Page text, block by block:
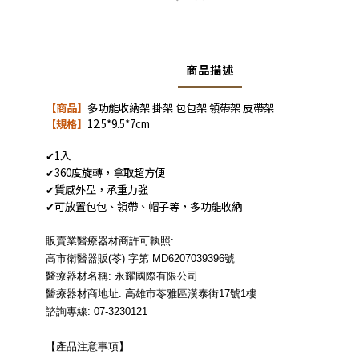
商品描述
【商品】 多功能收納架掛架包包架領帶架皮帶架
【規格】 12.5*9.5*7cm
✔1入
✔360度旋轉，拿取超方便
✔質感外型，承重力強
✔可放置包包、領帶、帽子等，多功能收納
販賣業醫療器材商許可執照:
高市衛醫器販(苓) 字第 MD6207039396號
醫療器材名稱: 永耀國際有限公司
醫療器材商地址: 高雄市苓雅區漢泰街17號1樓
諮詢專線: 07-3230121
【產品注意事項】